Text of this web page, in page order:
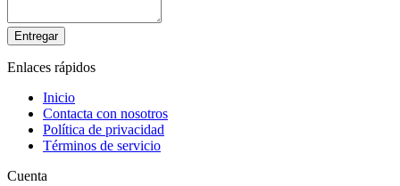
Entregar
Enlaces rápidos
Inicio
Contacta con nosotros
Política de privacidad
Términos de servicio
Cuenta